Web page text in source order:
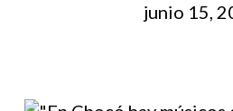
junio 15,